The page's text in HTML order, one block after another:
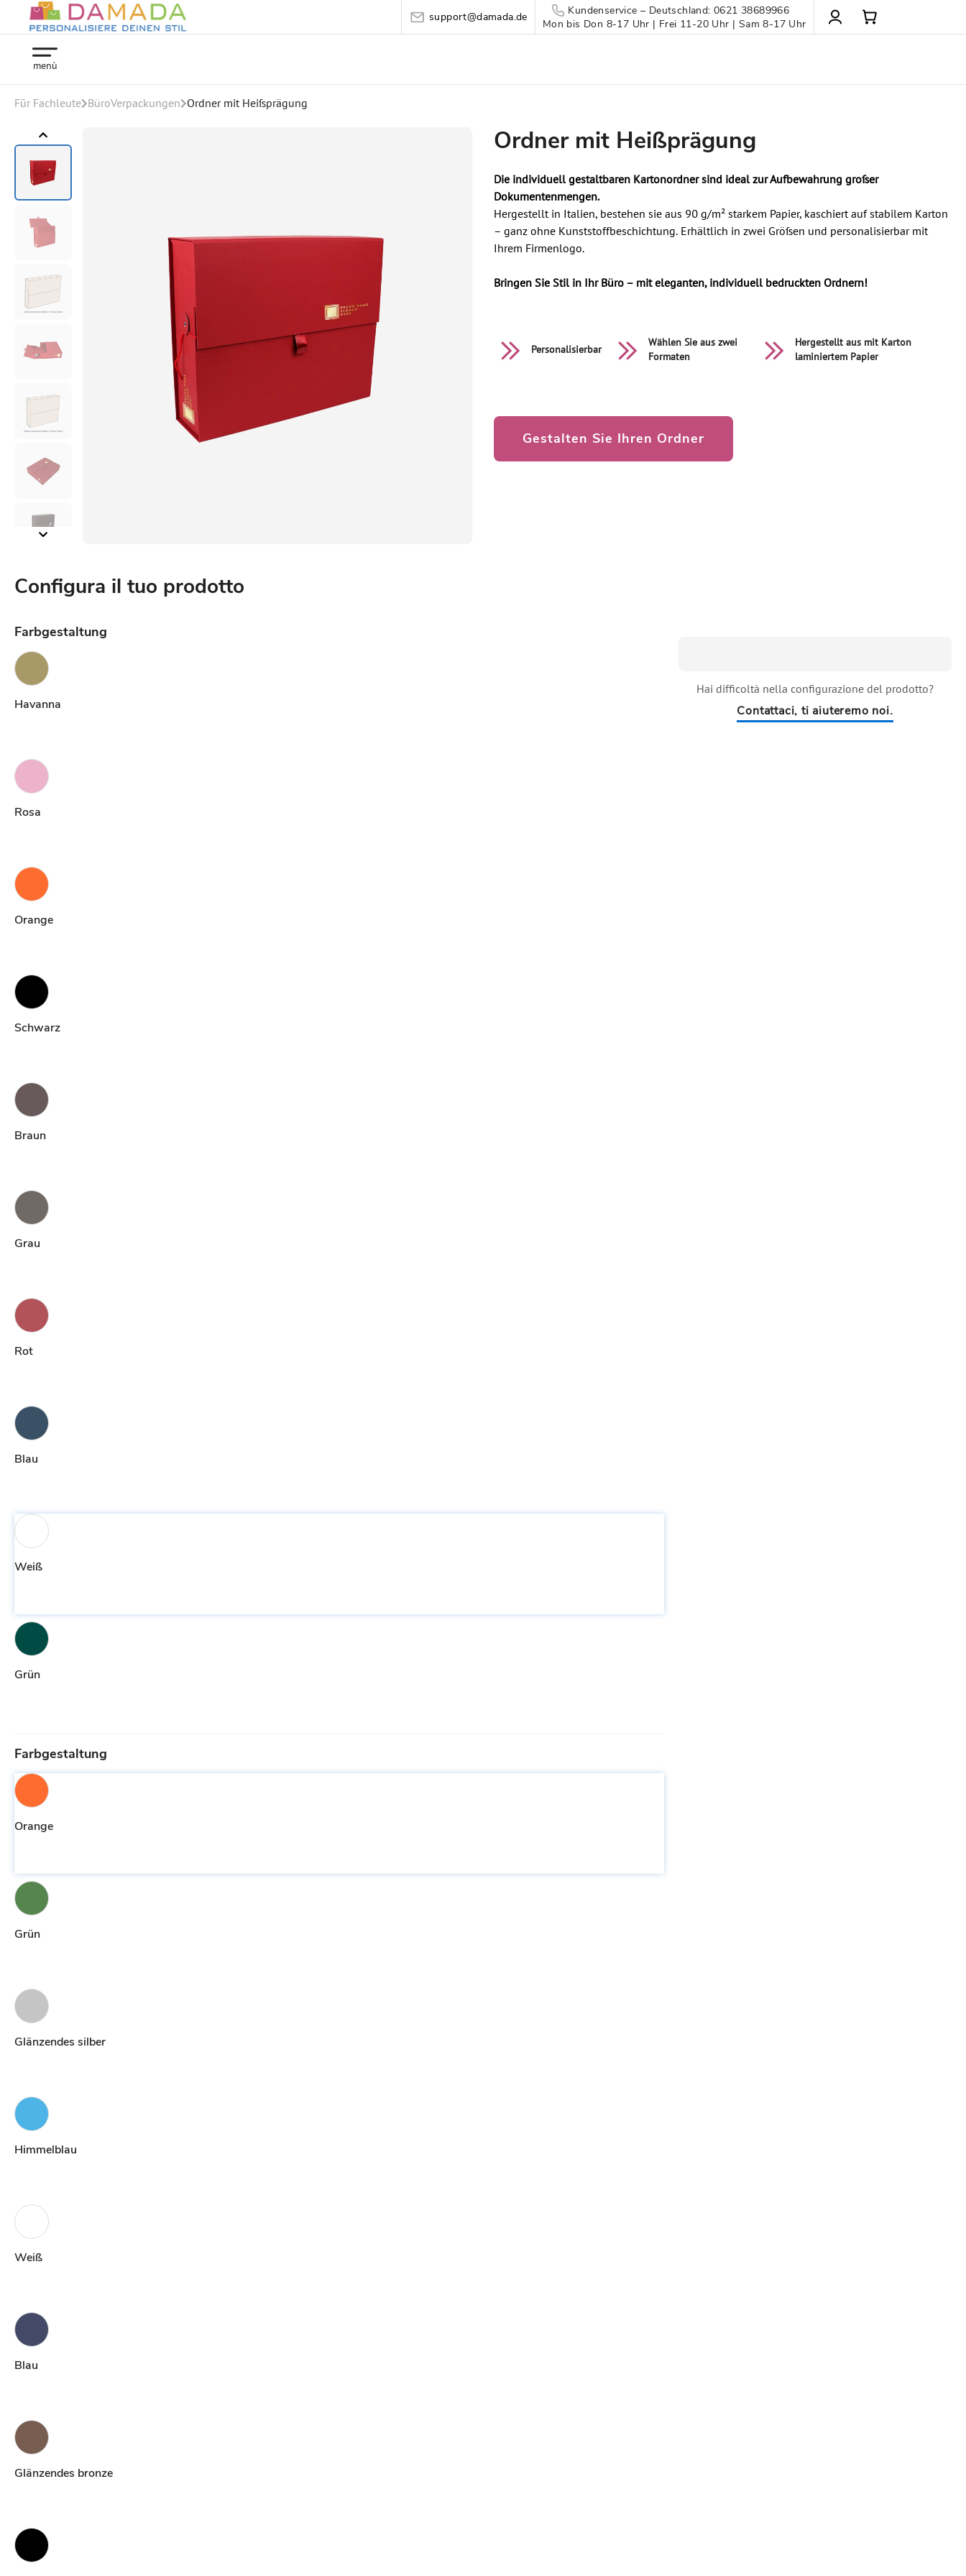
support@damada.de
Kundenservice – Deutschland: 0621 38689966
Mon bis Don 8-17 Uhr | Frei 11-20 Uhr | Sam 8-17 Uhr
menù
Fūr Fachleute BüroVerpackungen Ordner mit Heißprägung
Ordner mit Heißprägung
Die individuell gestaltbaren Kartonordner sind ideal zur Aufbewahrung großer
Dokumentenmengen.
Hergestellt in Italien, bestehen sie aus 90 g/m² starkem Papier, kaschiert auf stabilem Karton
– ganz ohne Kunststoffbeschichtung. Erhältlich in zwei Größen und personalisierbar mit
Ihrem Firmenlogo.
Bringen Sie Stil in Ihr Büro – mit eleganten, individuell bedruckten Ordnern!
Personalisierbar
Wählen Sie aus zwei
Formaten
Hergestellt aus mit Karton
laminiertem Papier
Gestalten Sie Ihren Ordner
Configura il tuo prodotto
Farbgestaltung
Havanna
Rosa
Orange
Schwarz
Braun
Grau
Rot
Blau
Weiß
Grün
Farbgestaltung
Orange
Grün
Glänzendes silber
Himmelblau
Weiß
Blau
Glänzendes bronze
Hai difficoltà nella configurazione del prodotto?
Contattaci, ti aiuteremo noi.